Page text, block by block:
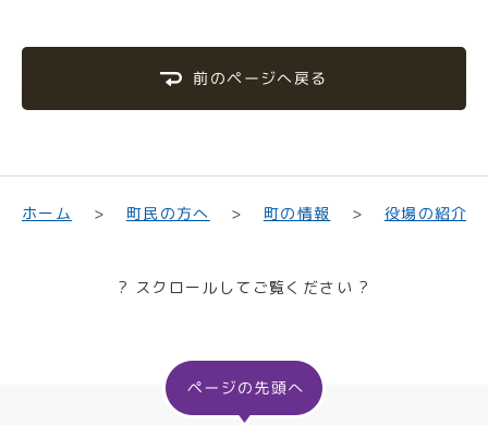
前のページへ戻る
ホーム 町民の方へ 町の情報 役場の紹介
? スクロールしてご覧ください ?